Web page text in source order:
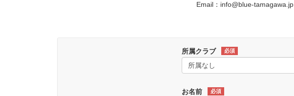
Email：info@blue-tamagawa.jp
所属クラブ 必須
お名前 必須